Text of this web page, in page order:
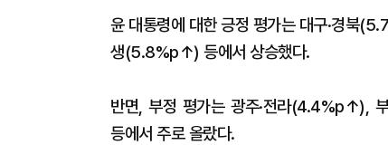
윤 대통령에 대한 긍정 평가는 대구·경
생(5.8%p↑) 등에서 상승했다.
반면, 부정 평가는 광주·전라
등에서 주로 올랐다.